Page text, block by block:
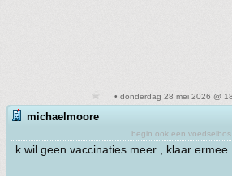
• donderdag 28 mei 2026 @
michaelmoore
begin ook een voedselbos
k wil geen vaccinaties meer , klaar ermee